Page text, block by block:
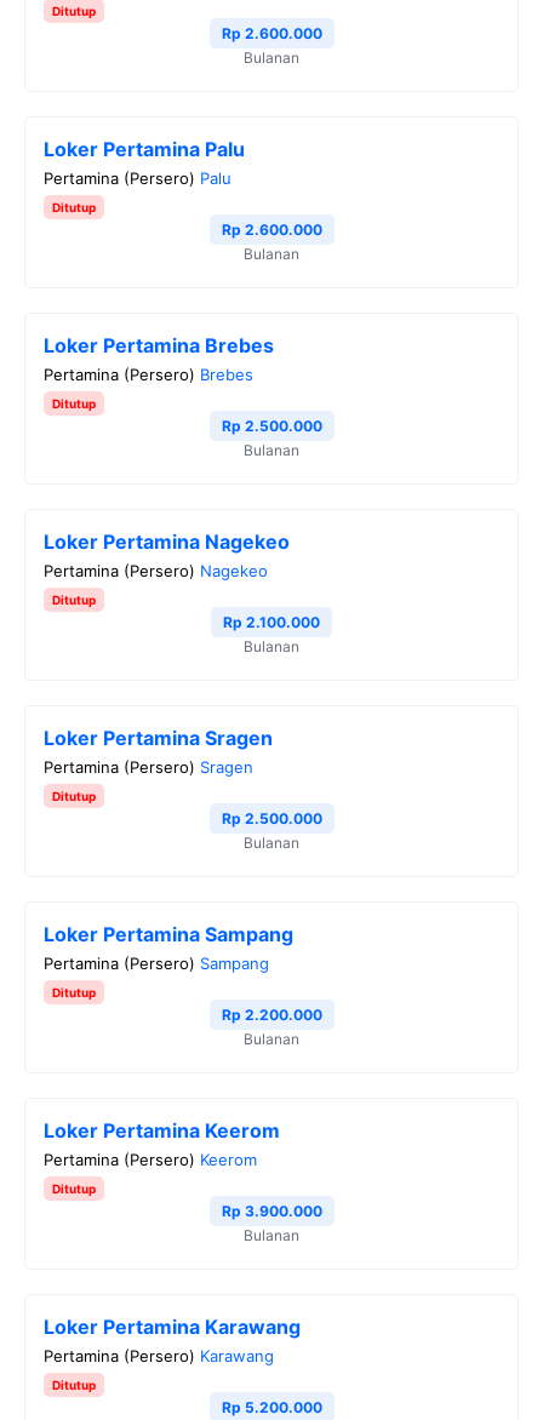
r
n
Ditutup
Rp 2.600.000
Bulanan
Loker Pertamina Palu
Pertamina (Persero) Palu
Ditutup
Rp 2.600.000
Bulanan
Loker Pertamina Brebes
Pertamina (Persero) Brebes
Ditutup
Rp 2.500.000
Bulanan
Loker Pertamina Nagekeo
Pertamina (Persero) Nagekeo
Ditutup
Rp 2.100.000
Bulanan
Loker Pertamina Sragen
Pertamina (Persero) Sragen
Ditutup
Rp 2.500.000
Bulanan
Loker Pertamina Sampang
Pertamina (Persero) Sampang
Ditutup
Rp 2.200.000
Bulanan
Loker Pertamina Keerom
Pertamina (Persero) Keerom
Ditutup
Rp 3.900.000
Bulanan
Loker Pertamina Karawang
Pertamina (Persero) Karawang
Ditutup
Rp 5.200.000